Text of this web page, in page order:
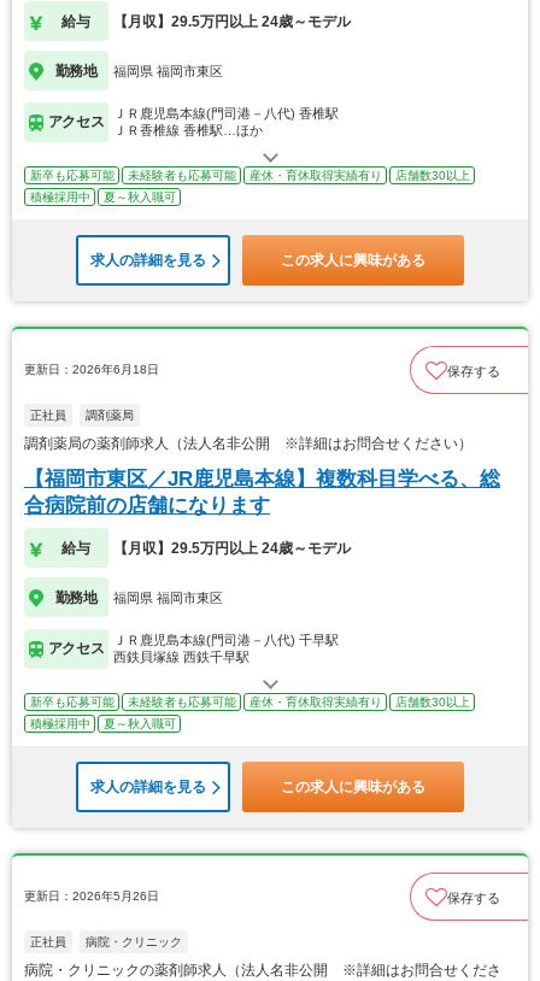
給与 【月収】29.5万円以上 24歳～モデル
勤務地 福岡県 福岡市東区
アクセス
ＪＲ鹿児島本線(門司港－八代) 香椎駅
ＪＲ香椎線 香椎駅…ほか
新卒も応募可能 未経験者も応募可能 産休・育休取得実績有り
店舗数30以上
積極採用中
夏～秋入職可
求人の詳細を見る この求人に興味がある
更新日：2026年6月18日 保存する
正社員 調剤薬局
調剤薬局の薬剤師求人（法人名非公開 ※詳細はお問合せください）
【福岡市東区／JR鹿児島本線】複数科目学べる、総
合病院前の店舗になります
給与 【月収】29.5万円以上 24歳～モデル
勤務地 福岡県 福岡市東区
アクセス
ＪＲ鹿児島本線(門司港－八代) 千早駅
西鉄貝塚線 西鉄千早駅
新卒も応募可能 未経験者も応募可能 産休・育休取得実績有り
店舗数30以上
積極採用中
夏～秋入職可
求人の詳細を見る この求人に興味がある
更新日：2026年5月26日 保存する
正社員 病院・クリニック
病院・クリニックの薬剤師求人（法人名非公開 ※詳細はお問合せくださ